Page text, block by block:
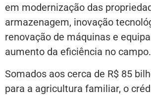
em modernização das
armazenagem, inovação
renovação de máquinas e
aumento da eficiência no campo.
Somados aos cerca de R$ 85
para a agricultura familiar, o